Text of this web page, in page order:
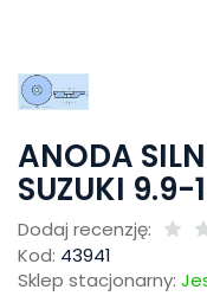
ANODA
SUZUKI 9.9-
Dodaj recenzję:
Kod: 43941
Sklep stacjonarny: